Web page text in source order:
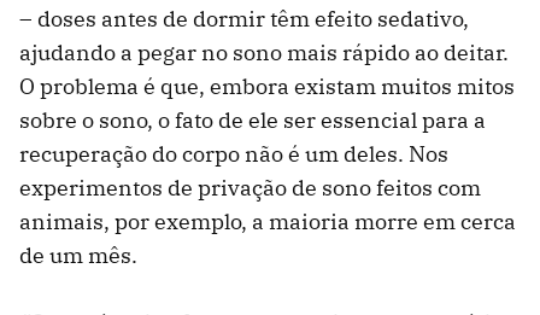
– doses antes de dormir têm efeito sedativo,
ajudando a pegar no sono mais rápido ao deitar.
O problema é que, embora existam muitos mitos
sobre o sono, o fato de ele ser essencial para a
recuperação do corpo não é um deles. Nos
experimentos de privação de sono feitos com
animais, por exemplo, a maioria morre em cerca
de um mês.